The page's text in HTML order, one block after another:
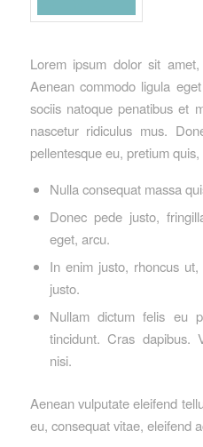
Lorem ipsum dolor sit
Aenean commodo ligula
sociis natoque penatibus et
nascetur ridiculus mus.
pellentesque eu, pretium quis,
Nulla consequat massa
Donec pede justo,
eget, arcu.
In enim justo, rhoncus
justo.
Nullam dictum felis eu
tincidunt. Cras dapibus.
nisi.
Aenean vulputate eleifend
eu, consequat vitae, eleifend